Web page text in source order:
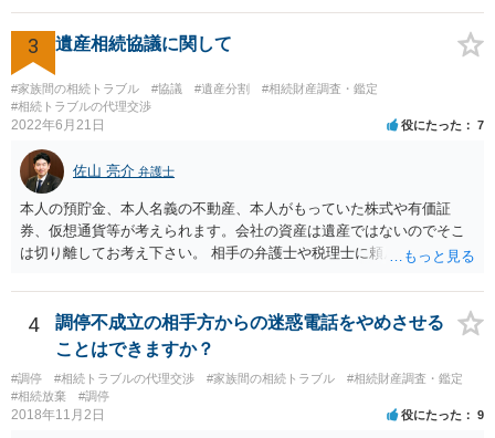
った等)、それも書くとよいです。 書かない方が良いと思うことは、遺
産分割に関係ない(と思われる)いきさつを沢山盛り込むことだと考えま
す(あくまで遺産分割に関係することに留める方が、裁判所や調停委員
の方に事情を理解してもらいやすいと思います)。
3 遺産相続協議に関して
#家族間の相続トラブル #協議 #遺産分割
#相続財産調査・鑑定
#相続トラブルの代理交渉
2022年6月21日 役にたった 7
佐山 亮介 弁護士
本人の預貯金、本人名義の不動産、本人がもっていた株式や有価証
券、仮想通貨等が考えられます。会社の資産は遺産ではないのでそこ
は切り離してお考え下さい。 相手の弁護士や税理士に頼んでも守秘義
意に開示を求め、応じなければ「調査嘱託」という手続きを使って銀
行等に照会をかけることになるでしょう。 不動産は、相続登記が済ん
でいなければ市役所ないし区役所に、お子様と義父様のつながりがわ
かる戸籍一式を揃えてもちこみ、「名寄せ」という手続きをすると、
分かると思います。遺産分割協議書の偽造等により既に相続登記され
てしまっている場合は、住所などに当たりをつけて登記名義を調べて
4
調停不成立の相手方からの迷惑電話をやめさせる
ことはできますか？
#調停 #相続トラブルの代理交渉 #家族間の相続トラブル
#相続財産調査・鑑定
#相続放棄
#調停
2018年11月2日 役にたった 9